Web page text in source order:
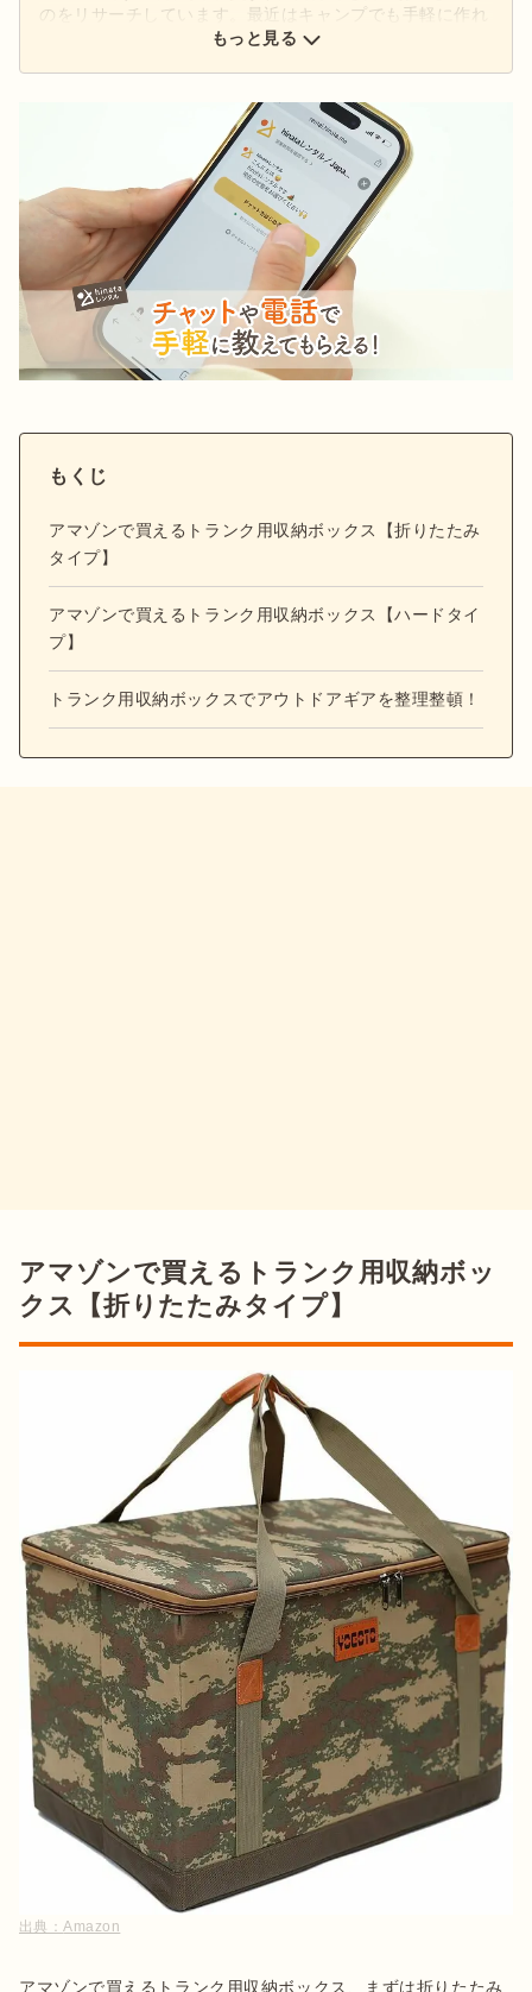
のをリサーチしています。最近はキャンプでも手軽に作れ
る鍋料理を極めたいと思っています！
もっと見る
もくじ
アマゾンで買えるトランク用収納ボックス【折りたたみ
タイプ】
アマゾンで買えるトランク用収納ボックス【ハードタイ
プ】
トランク用収納ボックスでアウトドアギアを整理整頓！
アマゾンで買えるトランク用収納ボッ
クス【折りたたみタイプ】
出典：Amazon
アマゾンで買えるトランク用収納ボックス、まずは折りたたみ